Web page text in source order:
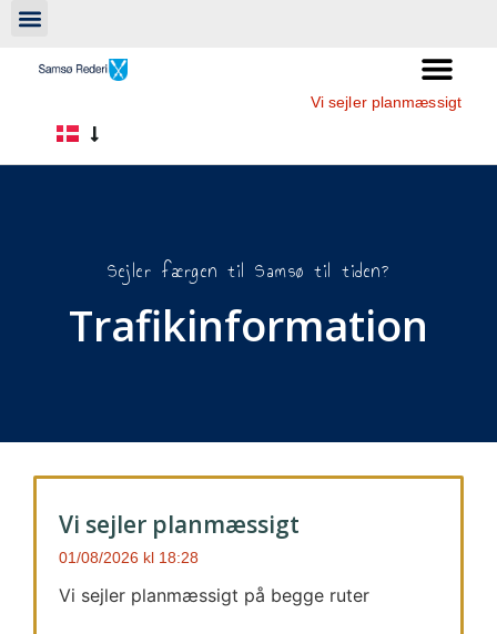
Vi sejler planmæssigt
Sejler færgen til Samsø til tiden?
Trafikinformation
Vi sejler planmæssigt
01/08/2026 18:28
Vi sejler planmæssigt på begge ruter